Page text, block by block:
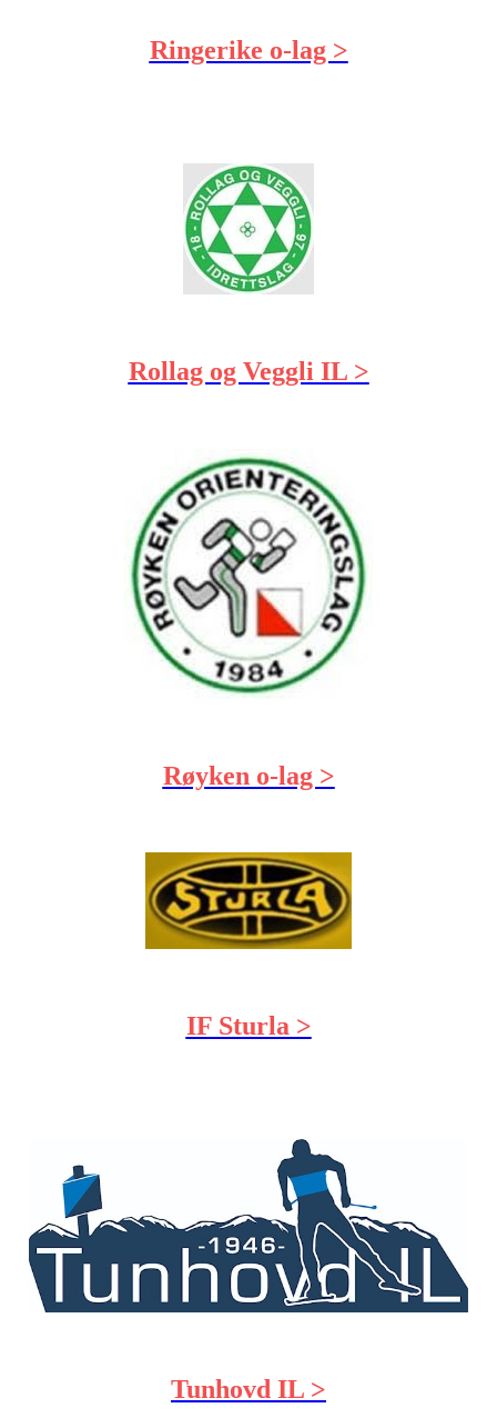
Ringerike o-lag >
Rollag og Veggli IL >
Røyken o-lag >
IF Sturla >
Tunhovd IL >